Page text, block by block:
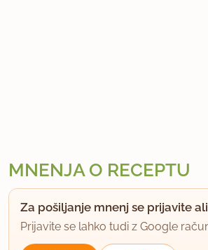
MNENJA O RECEPTU
Za pošiljanje mnenj se prijavite
Prijavite se lahko tudi z Google